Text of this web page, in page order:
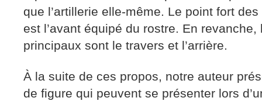
que l’artillerie elle-même. Le point fort
est l’avant équipé du rostre. En
principaux sont le travers et l’arrière.
À la suite de ces propos, notre auteur
de figure qui peuvent se présenter lors